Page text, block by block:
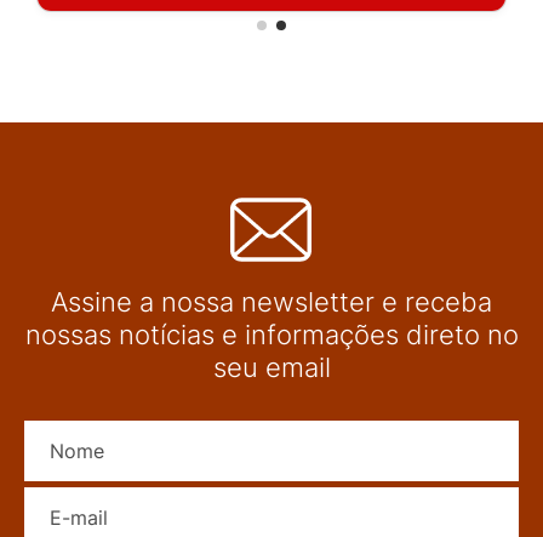
Assine a nossa newsletter e receba
nossas notícias e informações direto no
seu email